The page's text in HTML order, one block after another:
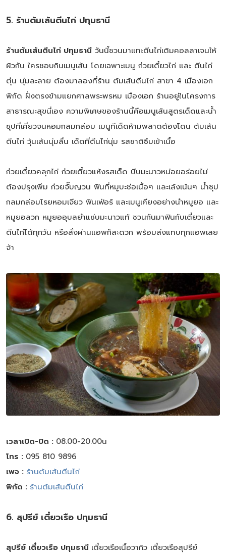
5. ร้านต้มเส้นตีนไก่ ปทุมธานี
ร้านต้มเส้นตีนไก่ ปทุมธานี วันนี้ชวนมาแทะตีนไก่เติมคอลลาเจนให้
ผิวกัน ใครชอบกินเมนูเส้น โดยเฉพาะเมนู ก๋วยเตี๋ยวไก่ และ ตีนไก่
ตุ๋น นุ่มละลาย ต้องมาลองที่ร้าน ต้มเส้นตีนไก่ สาขา 4 เมืองเอก
พิกัด ฝั่งตรงข้ามแยกศาลพระพรหม เมืองเอก ร้านอยู่ในโครงการ
สาธารณะสุขนี่เอง ความพิเศษของร้านนี้คือเมนูเส้นสูตรเด็ดและน้ำ
ซุปที่เคี่ยวจนหอมกลมกล่อม เมนูทีเด็ดห้ามพลาดต้องโดน ต้มเส้น
ตีนไก่ วุ้นเส้นนุ่มลื่น เด็ดที่ตีนไก่นุ่ม รสชาติซึมเข้าเนื้อ
ก๋วยเตี๋ยวคลุกไก่ ก๋วยเตี๋ยวแห้งรสเด็ด บีบมะนาวหน่อยอร่อยไม่
ต้องปรุงเพิ่ม ก๋วยจั๊บญวน ฟินที่หมูบะช่อเนื้อๆ และเล้งเน้นๆ น้ำซุป
กลมกล่อมโรยหอมเจียว ฟินเฟ่อร์ และเมนูเคียงอย่างนำหมูยอ และ
หมูยอลวก หมูยออุบลยำแซ่บมะนาวแท้ ชวนกันมาฟินกับเตี๋ยวและ
ตีนไก่ได้ทุกวัน หรือสั่งผ่านแอพก็สะดวก พร้อมส่งแทบทุกแอพเลย
จ้า
เวลาเปิด-ปิด : 08.00-20.00น
โทร : 095 810 9896
เพจ : ร้านต้มเส้นตีนไก่
พิกัด : ร้านต้มเส้นตีนไก่
6. สุปรีย์ เตี๋ยวเรือ ปทุมธานี
สุปรีย์ เตี๋ยวเรือ ปทุมธานี เตี๋ยวเรือเนื้อวากิว เตี๋ยวเรือสุปรีย์